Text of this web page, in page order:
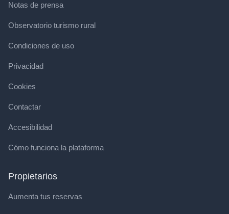
Notas de prensa
Observatorio turismo rural
Condiciones de uso
Privacidad
Cookies
Contactar
Accesibilidad
Cómo funciona la plataforma
Propietarios
Aumenta tus reservas